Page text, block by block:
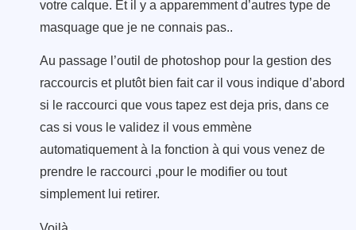
votre calque. Et il y a apparemment d’autres type de
masquage que je ne connais pas..
Au passage l’outil de photoshop pour la gestion des
raccourcis et plutôt bien fait car il vous indique d’abord
si le raccourci que vous tapez est deja pris, dans ce
cas si vous le validez il vous emmène
automatiquement à la fonction à qui vous venez de
prendre le raccourci ,pour le modifier ou tout
simplement lui retirer.